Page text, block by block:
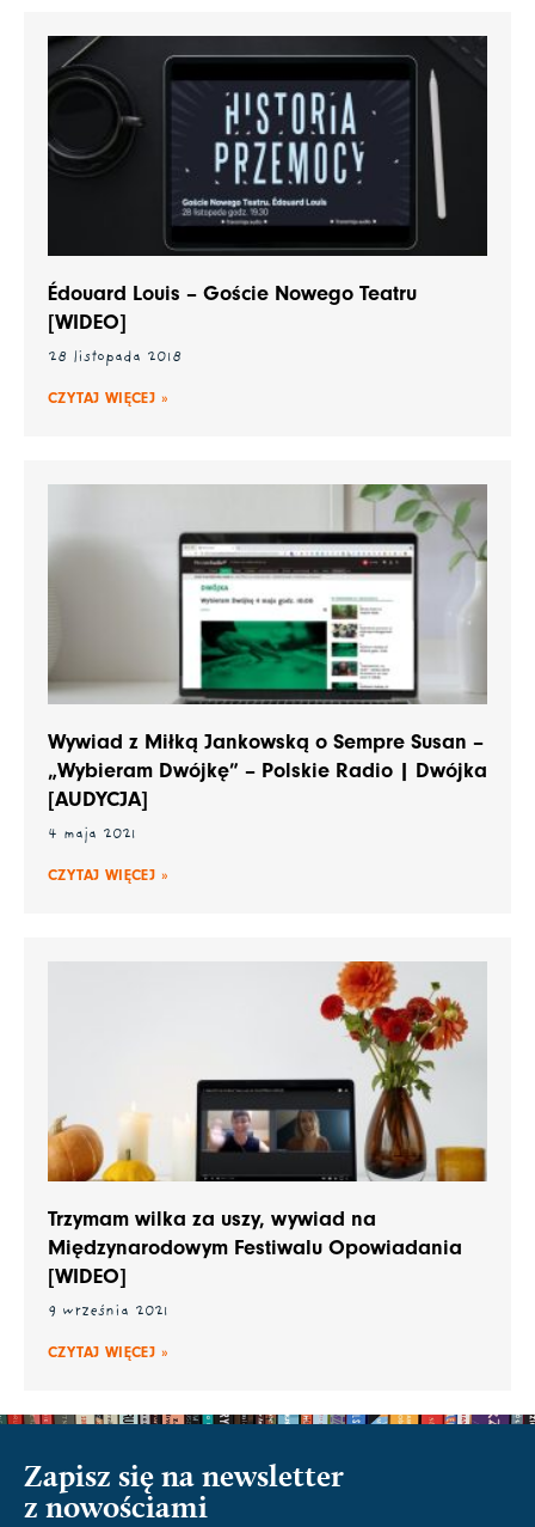
Édouard Louis – Goście Nowego Teatru
[WIDEO]
28 listopada 2018
CZYTAJ WIĘCEJ »
Wywiad z Miłką Jankowską o Sempre Susan –
„Wybieram Dwójkę” – Polskie Radio | Dwójka
[AUDYCJA]
4 maja 2021
CZYTAJ WIĘCEJ »
Trzymam wilka za uszy, wywiad na
Międzynarodowym Festiwalu Opowiadania
[WIDEO]
9 września 2021
CZYTAJ WIĘCEJ »
Zapisz się na newsletter
z nowościami